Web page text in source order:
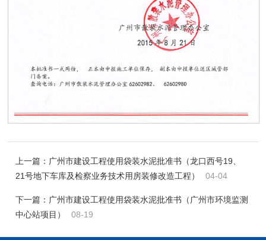
上一篇： 广州市建设工程使用袋装水泥批准书（龙口西号19、
21号地下车库及检察业务技术用房装修改造工程）
04-04
下一篇： 广州市建设工程使用袋装水泥批准书（广州市环境监测
中心站项目）
08-19